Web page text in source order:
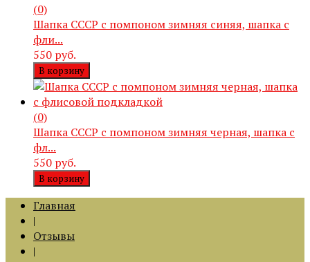
(0)
Шапка СССР с помпоном зимняя синяя, шапка с
фли...
550 руб.
В корзину
(0)
Шапка СССР с помпоном зимняя черная, шапка с
фл...
550 руб.
В корзину
Главная
|
Отзывы
|